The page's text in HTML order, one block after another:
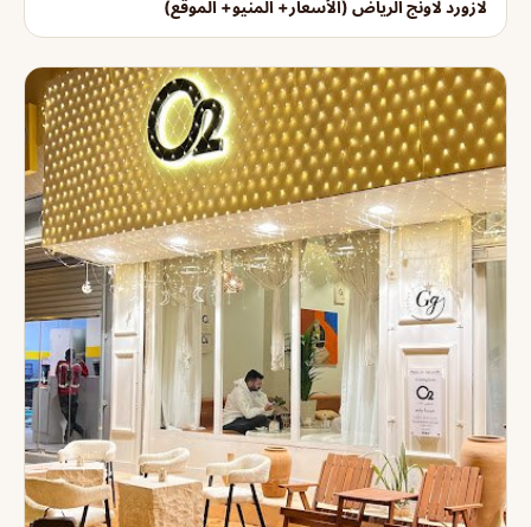
لازورد لاونج الرياض (الأسعار+ المنيو+ الموقع)